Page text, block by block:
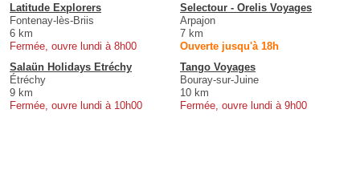
Latitude Explorers
Fontenay-lès-Briis
6 km
Fermée, ouvre lundi à 8h00
Selectour - Orelis Voyages
Arpajon
7 km
Ouverte jusqu'à 18h
Salaün Holidays Etréchy
Étréchy
9 km
Fermée, ouvre lundi à 10h00
Tango Voyages
Bouray-sur-Juine
10 km
Fermée, ouvre lundi à 9h00